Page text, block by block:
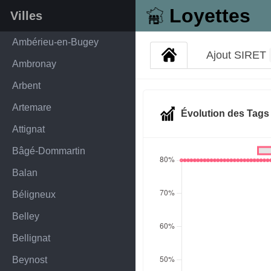
Loyettes
Villes
Ambérieu-en-Bugey
Ambronay
Arbent
Artemare
Attignat
Bâgé-Dommartin
Balan
Béligneux
Belley
Bellignat
Beynost
Ajout SIRET
Évolution des